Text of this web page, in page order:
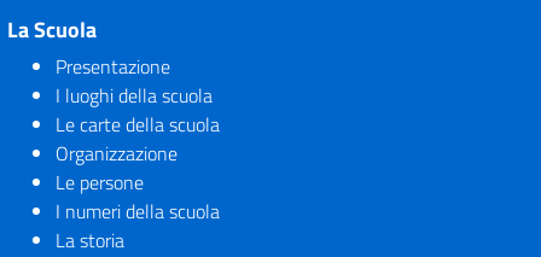
La Scuola
Presentazione
I luoghi della scuola
Le carte della scuola
Organizzazione
Le persone
I numeri della scuola
La storia